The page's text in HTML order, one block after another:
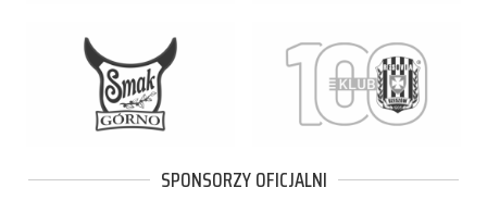
SPONSORZY OFICJALNI